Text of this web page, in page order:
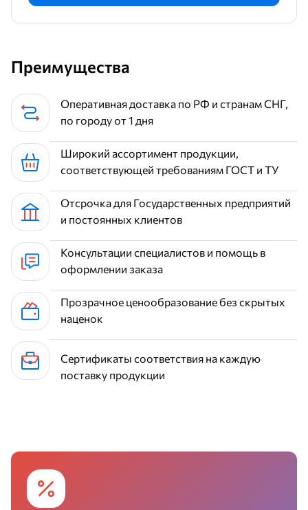
Преимущества
Оперативная доставка по РФ и странам СНГ,
по городу от 1 дня
Широкий ассортимент продукции,
соответствующей требованиям ГОСТ и ТУ
Отсрочка для Государственных предприятий
и постоянных клиентов
Консультации специалистов и помощь в
оформлении заказа
Прозрачное ценообразование без скрытых
наценок
Сертификаты соответствия на каждую
поставку продукции